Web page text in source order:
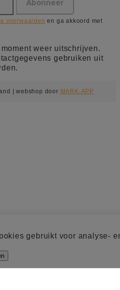
gebruikt voor analyse-
voorwaarden en ga akkoord met
weer uitschrijven.
gebruiken uit
| webshop door MARK-APP